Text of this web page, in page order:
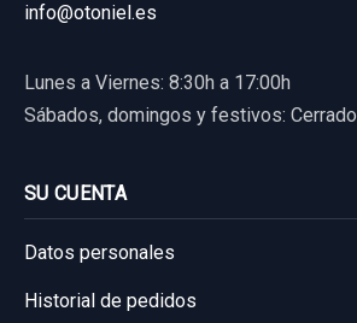
Sin IVA, gastos de envío no incluidos.
Consultar por whatsapp
usado.
Garantía 1 año
19,83 €
Sin IVA, gastos de envío no incluidos.
info@otoniel.es
Lunes a Viernes: 8:30h a 17:00h
Sábados, domingos y festivos: Cerrado
SU CUENTA
Datos personales
Historial de pedidos